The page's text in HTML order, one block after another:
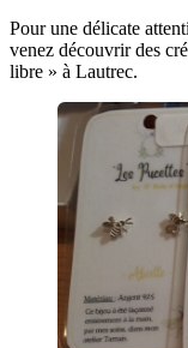
Pour une délicate
venez découvrir des
libre » à Lautrec.